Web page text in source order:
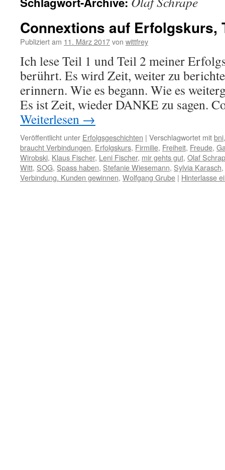
Connextions auf Erfolgskurs,
Publiziert am 11. März 2017von wittfrey
Ich lese Teil 1 und Teil 2 meiner
berührt. Es wird Zeit, weiter zu
erinnern. Wie es begann. Wie es
Es ist Zeit, wieder DANKE zu sagen.
Weiterlesen →
Veröffentlicht unter Erfolgsgeschichten | Verschlagwortet mitbni
braucht Verbindungen, Erfolgskurs, Firmilie, Freiheit, Freude,
Wirobski, Klaus Fischer, Leni Fischer, mir gehts gut, Olaf
Witt, SOG, Spass haben, Stefanie Wiesemann, Sylvia Karasch,
Verbindung. Kunden gewinnen, Wolfgang Grube | Hinterlasse